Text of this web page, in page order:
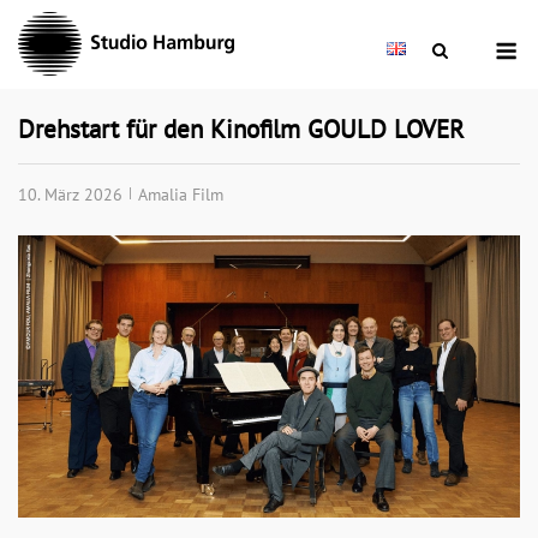
Skip
content
Drehstart für den Kinofilm GOULD LOVER
10. März 2026 Amalia Film